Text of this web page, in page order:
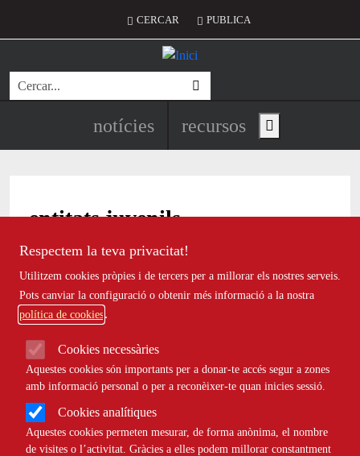
Respectem la teva privacitat!
Utilitzem cookies pròpies i de tercers per a millorar els nostres serveis.
Pots canviar la configuració o obtenir més informació a la nostra
política de cookies
Cookies necessàries
Aquestes cookies són importants per a donar-te accés segur a zones
amb informació personal o per a reconèixer-te quan inicies sessió.
Cookies analítiques
Aquestes cookies permeten mesurar, de forma anònima, el nombre
de visites o l’activitat. Gràcies a elles podem millorar constantment
Menú del compte d'usuari
CERCAR PUBLICA
Cerca
Navegació principal de
notícies recursos Show main menu
entitats juvenils
augment en la mobilització política del
jovent sahrauí”
NOTÍCIES SOCIAL